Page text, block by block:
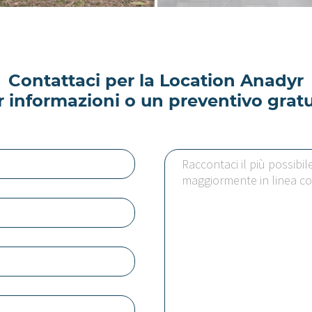
Contattaci per la Location Anadyr
informazioni o un preventivo